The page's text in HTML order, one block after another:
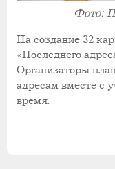
Фото:
На создание 32
«Последнего
Организаторы
адресам вместе с
время.